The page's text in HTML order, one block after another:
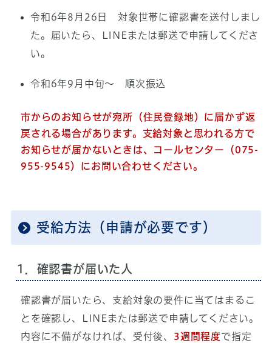
令和6年8月26日 対象世帯に確認書を送付しまし
た。届いたら、LINEまたは郵送で申請してくださ
い。
令和6年9月中旬～ 順次振込
市からのお知らせが宛所（住民登録地）に届かず返
戻される場合があります。 支給対象と思われる方で
お知らせが届かないときは、コールセンター（075-
955-9545）にお問い合わせください。
受給方法（申請が必要です）
1．確認書が届いた人
確認書が届いたら、支給対象の要件に当てはまるこ
とを確認し、LINEまたは郵送で申請してください。
内容に不備がなければ、受付後、 3週間程度で指定